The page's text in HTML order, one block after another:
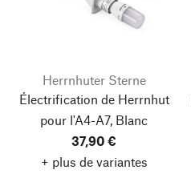
Herrnhuter Sterne
Électrification de Herrnhut
pour l'A4-A7, Blanc
37,90 €
+ plus de variantes